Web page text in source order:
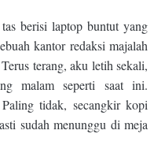
berisi laptop buntut yang
kantor redaksi majalah
terang, aku letih sekali,
malam seperti saat ini.
tidak, secangkir kopi
sudah menunggu di meja